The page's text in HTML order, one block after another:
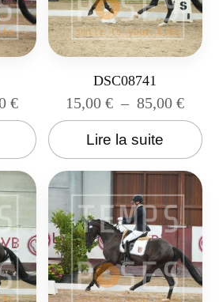
€
DSC08741
15,00€ – 85,00€
Lire la suite